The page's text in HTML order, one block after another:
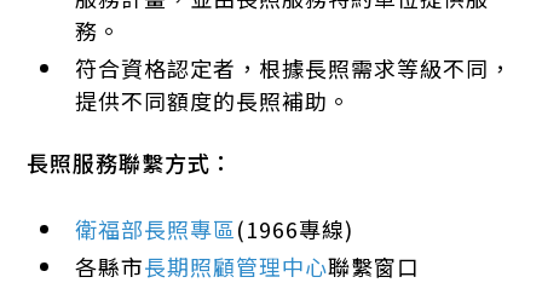
務。
符合資格認定者，根據長照需求等級不同，
提供不同額度的長照補助。
長照服務聯繫方式：
衛福部長照專區(1966專線)
各縣市長期照顧管理中心聯繫窗口